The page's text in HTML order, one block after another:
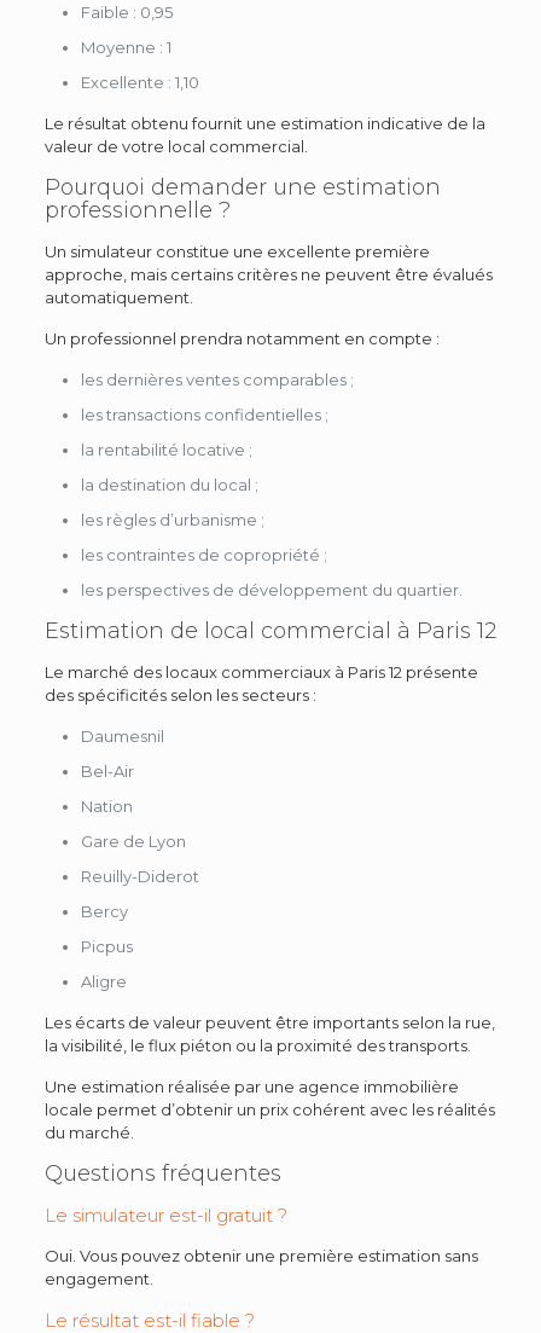
Faible : 0,95
Moyenne : 1
Excellente : 1,10
Le résultat obtenu fournit une estimation indicative de la
valeur de votre local commercial.
Pourquoi demander une estimation
professionnelle ?
Un simulateur constitue une excellente première
approche, mais certains critères ne peuvent être évalués
automatiquement.
Un professionnel prendra notamment en compte :
les dernières ventes comparables ;
les transactions confidentielles ;
la rentabilité locative ;
la destination du local ;
les règles d’urbanisme ;
les contraintes de copropriété ;
les perspectives de développement du quartier.
Estimation de local commercial à Paris 12
Le marché des locaux commerciaux à Paris 12 présente
des spécificités selon les secteurs :
Daumesnil
Bel-Air
Nation
Gare de Lyon
Reuilly-Diderot
Bercy
Picpus
Aligre
Les écarts de valeur peuvent être importants selon la rue,
la visibilité, le flux piéton ou la proximité des transports.
Une estimation réalisée par une agence immobilière
locale permet d’obtenir un prix cohérent avec les réalités
du marché.
Questions fréquentes
Le simulateur est-il gratuit ?
Oui. Vous pouvez obtenir une première estimation sans
engagement.
Le résultat est-il fiable ?